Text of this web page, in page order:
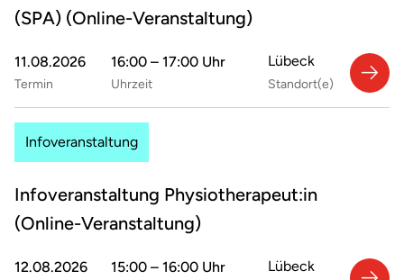
(SPA) (Online-Veranstaltung)
11.08.2026
Termin
16:00 – 17:00 Uhr
Uhrzeit
Lübeck
Standort(e)
Infoveranstaltung
Infoveranstaltung Physiotherapeut:in
(Online-Veranstaltung)
12.08.2026 15:00 – 16:00 Uhr Lübeck